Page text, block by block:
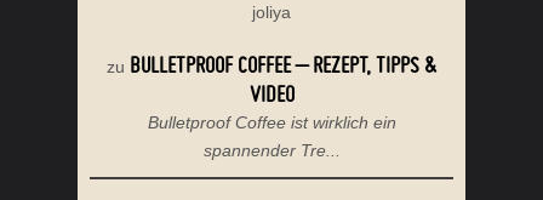
joliya
zu BULLETPROOF COFFEE – REZEPT, TIPPS &
VIDEO
Bulletproof Coffee ist wirklich ein
spannender Tre...